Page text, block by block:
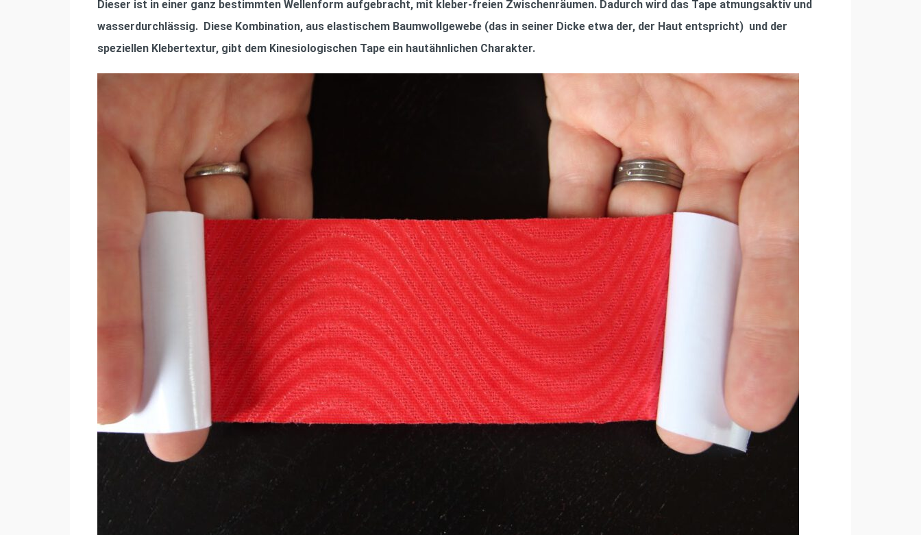
Dieser ist in einer ganz bestimmten Wellenform aufgebracht, mit kleber-freien Zwischenräumen. Dadurch wird das Tape atmungsaktiv und
wasserdurchlässig. Diese Kombination, aus elastischem Baumwollgewebe (das in seiner Dicke etwa der, der Haut entspricht) und der
speziellen Klebertextur, gibt dem Kinesiologischen Tape ein hautähnlichen Charakter.